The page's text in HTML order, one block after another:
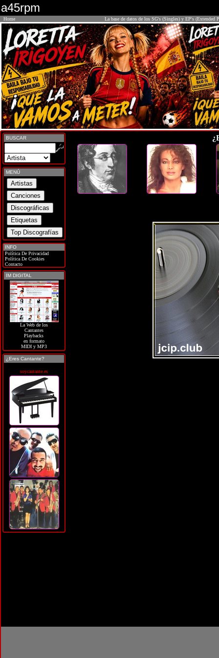
a45rpm
Home La base de datos de los SG's (Singles) y EP's (Extended
BUSCAR
MENÚ
INFO
Política De Privacidad
Política De Cookies
Contacto
IM DIGITAL
La Web de los
Cantantes
Playbacks
en formato
MIDI y MP3
¿Eres Cantante?
soycantante.es